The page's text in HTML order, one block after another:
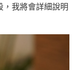
我將會詳細說明